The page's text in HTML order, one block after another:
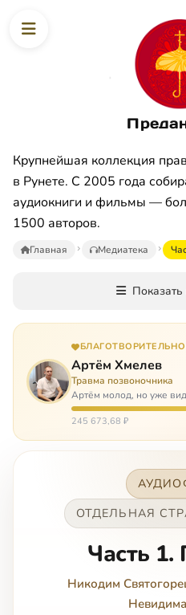
Крупнейшая коллекция
в Рунете. С 2005 года
аудиокниги и фильмы —
1500 авторов.
Главная Медиатека
Показать
Артём Хмелев
Травма позвоночника
Артём молод, но уже
Он сирота, привык
случилось несчастье, и
245 673,68 ₽
ОТДЕЛЬНАЯ
Часть 1.
Никодим